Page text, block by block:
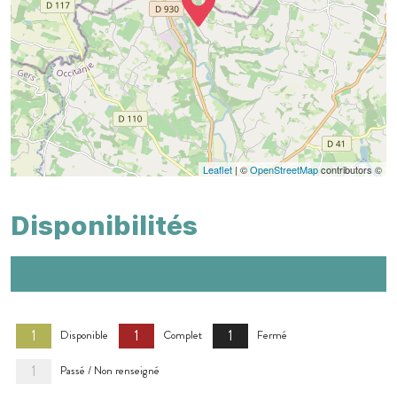
Leaflet | ©OpenStreetMapcontributors ©
Disponibilités
1 Disponible 1 Complet 1 Fermé
1 Passé / Non renseigné